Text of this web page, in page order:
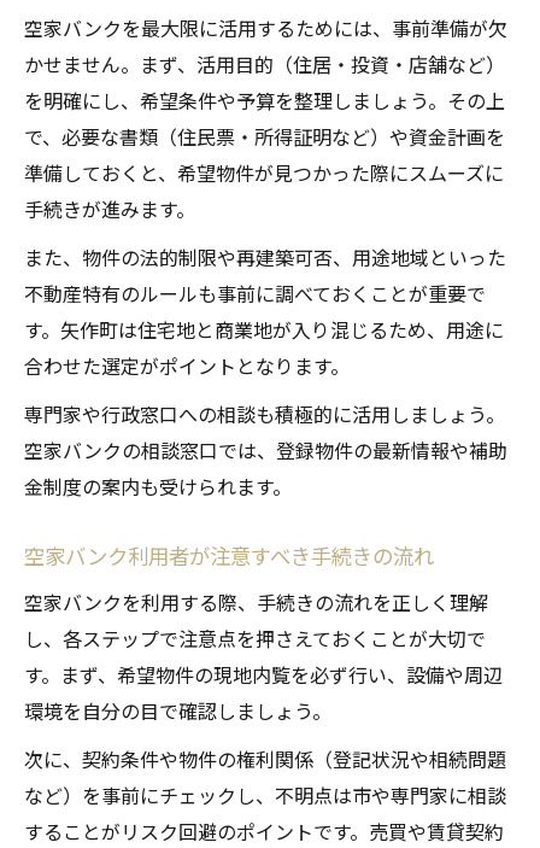
空家バンクを最大限に活用するためには、事前準備が欠
かせません。まず、活用目的（住居・投資・店舗など）
を明確にし、希望条件や予算を整理しましょう。その上
で、必要な書類（住民票・所得証明など）や資金計画を
準備しておくと、希望物件が見つかった際にスムーズに
手続きが進みます。
また、物件の法的制限や再建築可否、用途地域といった
不動産特有のルールも事前に調べておくことが重要で
す。矢作町は住宅地と商業地が入り混じるため、用途に
合わせた選定がポイントとなります。
専門家や行政窓口への相談も積極的に活用しましょう。
空家バンクの相談窓口では、登録物件の最新情報や補助
金制度の案内も受けられます。
空家バンク利用者が注意すべき手続きの流れ
空家バンクを利用する際、手続きの流れを正しく理解
し、各ステップで注意点を押さえておくことが大切で
す。まず、希望物件の現地内覧を必ず行い、設備や周辺
環境を自分の目で確認しましょう。
次に、契約条件や物件の権利関係（登記状況や相続問題
など）を事前にチェックし、不明点は市や専門家に相談
することがリスク回避のポイントです。売買や賃貸契約